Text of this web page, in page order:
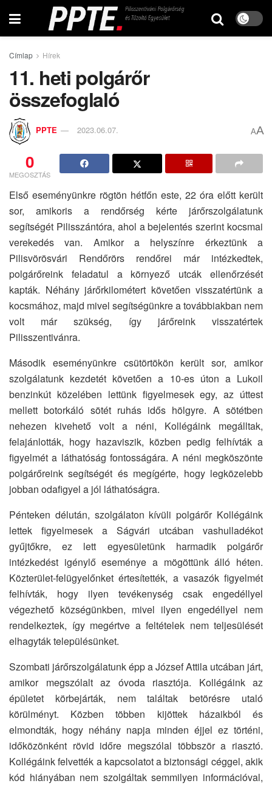
Címlap Hírek
11. heti polgárőr
összefoglaló
PPTE 2023.06.07. AA
0
MEGOSZTÁS
Első eseményünkre rögtön hétfőn este, 22 óra előtt került
sor, amikoris a rendőrség kérte járőrszolgálatunk
segítségét Pilisszántóra, ahol a bejelentés szerint kocsmai
verekedés van. Amikor a helyszínre érkeztünk a
Pilisvörösvári Rendőrörs rendőrei már intézkedtek,
polgárőreink feladatul a környező utcák ellenőrzését
kapták. Néhány járőrkilométert követően visszatértünk a
kocsmához, majd mivel segítségünkre a továbbiakban nem
volt már szükség, így járőreink visszatértek
Pilisszentivánra.
Második eseményünkre csütörtökön került sor, amikor
szolgálatunk kezdetét követően a 10-es úton a Lukoil
benzinkút közelében lettünk figyelmesek egy, az úttest
mellett botorkáló sötét ruhás idős hölgyre. A sötétben
nehezen kivehető volt a néni, Kollégáink megálltak,
felajánlották, hogy hazaviszik, közben pedig felhívták a
figyelmét a láthatóság fontosságára. A néni megköszönte
polgárőreink segítségét és megígérte, hogy legközelebb
jobban odafigyel a jól láthatóságra.
Pénteken délután, szolgálaton kívüli polgárőr Kollégáink
lettek figyelmesek a Ságvári utcában vashulladékot
gyűjtőkre, ez lett egyesületünk harmadik polgárőr
intézkedést igénylő eseménye a mögöttünk álló héten.
Közterület-felügyelőnket értesítették, a vasazók figyelmét
felhívták, hogy ilyen tevékenység csak engedéllyel
végezhető községünkben, mivel ilyen engedéllyel nem
rendelkeztek, így megértve a feltételek nem teljesülését
elhagyták településünket.
Szombati járőrszolgálatunk épp a József Attila utcában járt,
amikor megszólalt az óvoda riasztója. Kollégáink az
épületet körbejárták, nem találtak betörésre utaló
körülményt. Közben többen kijöttek házaikból és
elmondták, hogy néhány napja minden éjjel ez történi,
időközönként rövid időre megszólal többször a riasztó.
Kollégáink felvették a kapcsolatot a biztonsági céggel, akik
kód hiányában nem szolgáltak semmilyen információval,